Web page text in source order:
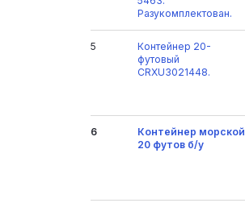
Разукомплектован.
5
Контейнер 20-
футовый
CRXU3021448.
6
Контейнер морской
20 футов б/у